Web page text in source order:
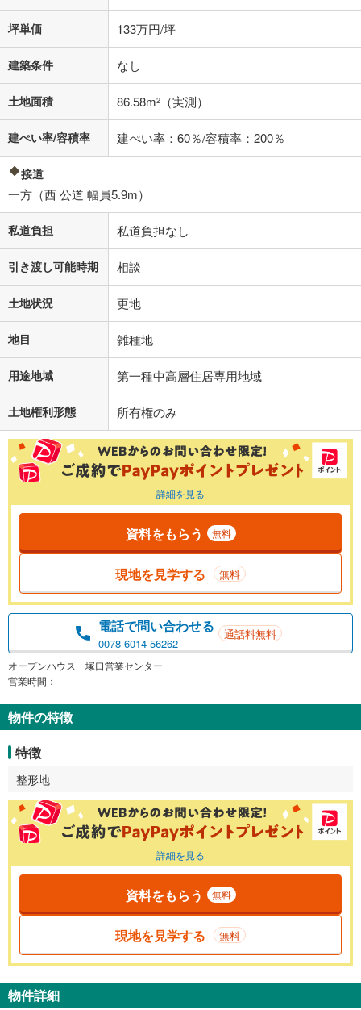
坪単価 133万円/坪
建築条件 なし
土地面積 86.58m2 （実測）
建ぺい率/容積率 建ぺい率：60％/容積率：200％
接道
一方（西 公道 幅員5.9m）
私道負担 私道負担なし
引き渡し可能時期 相談
土地状況 更地
地目 雑種地
用途地域 第一種中高層住居専用地域
土地権利形態 所有権のみ
詳細を見る
資料をもらう 無料
現地を見学する 無料
電話で問い合わせる
0078-6014-56262
通話料無料
オープンハウス 塚口営業センター
営業時間：-
物件の特徴
特徴
整形地
詳細を見る
資料をもらう 無料
現地を見学する 無料
物件詳細